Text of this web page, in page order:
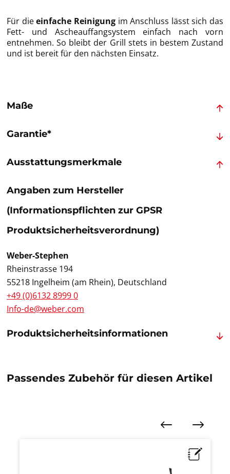
Für dieeinfache Reinigungim Anschluss lässt sich das
Fett- und Ascheauffangsystem einfach nach vorn
entnehmen. So bleibt der Grill stets in bestem Zustand
und ist bereit für den nächsten Einsatz.
Maße
Garantie*
Ausstattungsmerkmale
Angaben zum Hersteller
(Informationspflichten zur GPSR
Produktsicherheitsverordnung)
Weber-Stephen
Rheinstrasse 194
55218 Ingelheim (am Rhein), Deutschland
+49 (0)6132 8999 0
Info-de@weber.com
Produktsicherheitsinformationen
Passendes Zubehör für diesen Artikel